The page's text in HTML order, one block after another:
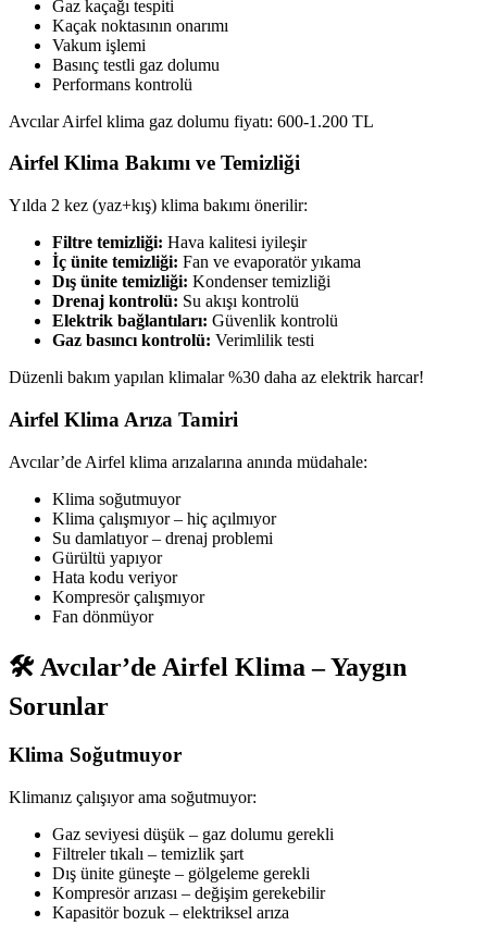
Gaz kaçağı tespiti
Kaçak noktasının onarımı
Vakum işlemi
Basınç testli gaz dolumu
Performans kontrolü
Avcılar Airfel klima gaz dolumu fiyatı: 600-1.200 TL
Airfel Klima Bakımı ve Temizliği
Yılda 2 kez (yaz+kış) klima bakımı önerilir:
Filtre temizliği: Hava kalitesi iyileşir
İç ünite temizliği: Fan ve evaporatör yıkama
Dış ünite temizliği: Kondenser temizliği
Drenaj kontrolü: Su akışı kontrolü
Elektrik bağlantıları: Güvenlik kontrolü
Gaz basıncı kontrolü: Verimlilik testi
Düzenli bakım yapılan klimalar %30 daha az elektrik harcar!
Airfel Klima Arıza Tamiri
Avcılar’de Airfel klima arızalarına anında müdahale:
Klima soğutmuyor
Klima çalışmıyor – hiç açılmıyor
Su damlatıyor – drenaj problemi
Gürültü yapıyor
Hata kodu veriyor
Kompresör çalışmıyor
Fan dönmüyor
🛠️ Avcılar’de Airfel Klima – Yaygın
Sorunlar
Klima Soğutmuyor
Klimanız çalışıyor ama soğutmuyor:
Gaz seviyesi düşük – gaz dolumu gerekli
Filtreler tıkalı – temizlik şart
Dış ünite güneşte – gölgeleme gerekli
Kompresör arızası – değişim gerekebilir
Kapasitör bozuk – elektriksel arıza